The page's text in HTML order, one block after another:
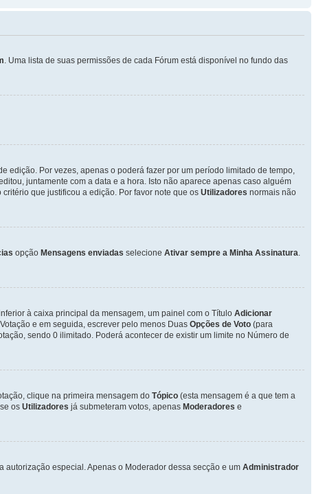
. Uma lista de suas permissões de cada Fórum está disponível no fundo das
edição. Por vezes, apenas o poderá fazer por um período limitado de tempo,
juntamente com a data e a hora. Isto não aparece apenas caso alguém
que justificou a edição. Por favor note que os Utilizadores normais não
opção Mensagens enviadas selecione Ativar sempre a Minha Assinatura.
à caixa principal da mensagem, um painel com o Título Adicionar
e em seguida, escrever pelo menos Duas Opções de Voto (para
sendo 0 ilimitado. Poderá acontecer de existir um limite no Número de
clique na primeira mensagem do Tópico (esta mensagem é a que tem a
os Utilizadores já submeteram votos, apenas Moderadores e
autorização especial. Apenas o Moderador dessa secção e um Administrador